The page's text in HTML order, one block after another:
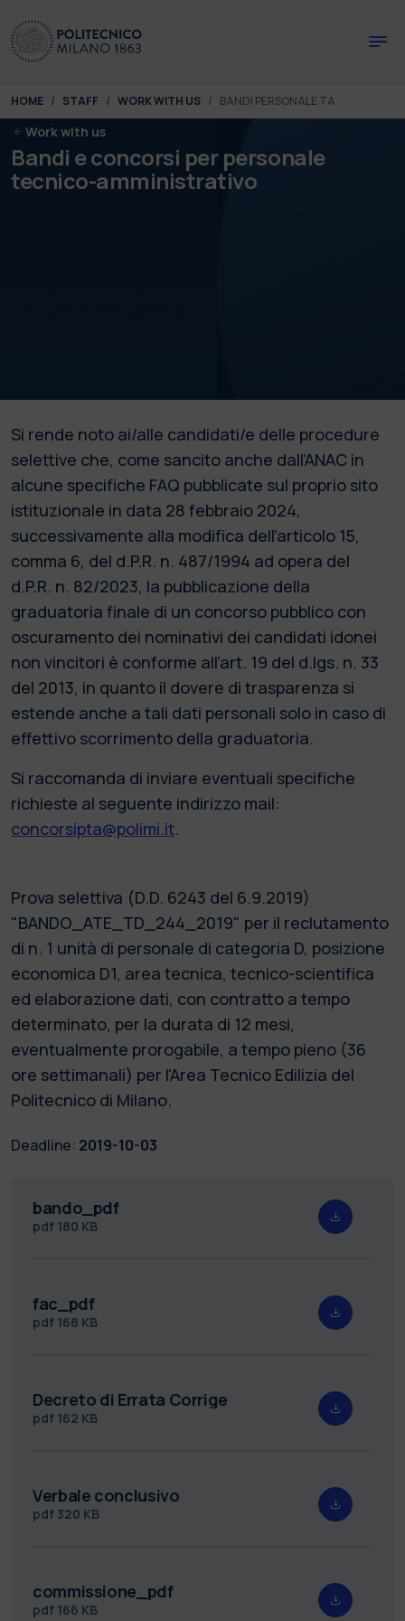
You are here:
HOME STAFF WORK WITH US BANDI PERSONALE TA
Work with us
Bandi e concorsi per personale
tecnico-amministrativo
Si rende noto ai/alle candidati/e delle procedure
selettive che, come sancito anche dall’ANAC in
alcune specifiche FAQ pubblicate sul proprio sito
istituzionale in data 28 febbraio 2024,
successivamente alla modifica dell’articolo 15,
comma 6, del d.P.R. n. 487/1994 ad opera del
d.P.R. n. 82/2023, la pubblicazione della
graduatoria finale di un concorso pubblico con
oscuramento dei nominativi dei candidati idonei
non vincitori è conforme all’art. 19 del d.lgs. n. 33
del 2013, in quanto il dovere di trasparenza si
estende anche a tali dati personali solo in caso di
effettivo scorrimento della graduatoria.
Si raccomanda di inviare eventuali specifiche
richieste al seguente indirizzo mail:
concorsipta@polimi.it.
Prova selettiva (D.D. 6243 del 6.9.2019)
"BANDO_ATE_TD_244_2019" per il reclutamento
di n. 1 unità di personale di categoria D, posizione
economica D1, area tecnica, tecnico-scientifica
ed elaborazione dati, con contratto a tempo
determinato, per la durata di 12 mesi,
eventualmente prorogabile, a tempo pieno (36
ore settimanali) per l'Area Tecnico Edilizia del
Politecnico di Milano.
Deadline: 2019-10-03
bando_pdf
pdf 180 KB
fac_pdf
pdf 168 KB
Decreto di Errata Corrige
pdf 162 KB
Verbale conclusivo
pdf 320 KB
commissione_pdf
pdf 166 KB